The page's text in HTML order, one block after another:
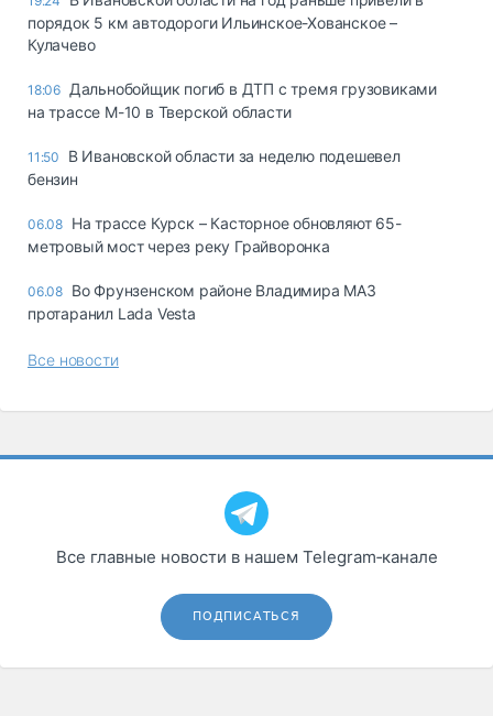
порядок 5 км автодороги Ильинское-Хованское –
Кулачево
18:06 Дальнобойщик погиб в ДТП с тремя грузовиками
на трассе М-10 в Тверской области
11:50
В Ивановской области за неделю подешевел
бензин
06.08 На трассе Курск – Касторное обновляют 65-
метровый мост через реку Грайворонка
06.08 Во Фрунзенском районе Владимира МАЗ
протаранил Lada Vesta
Все новости
Все главные новости в нашем Telegram‑канале
ПОДПИСАТЬСЯ